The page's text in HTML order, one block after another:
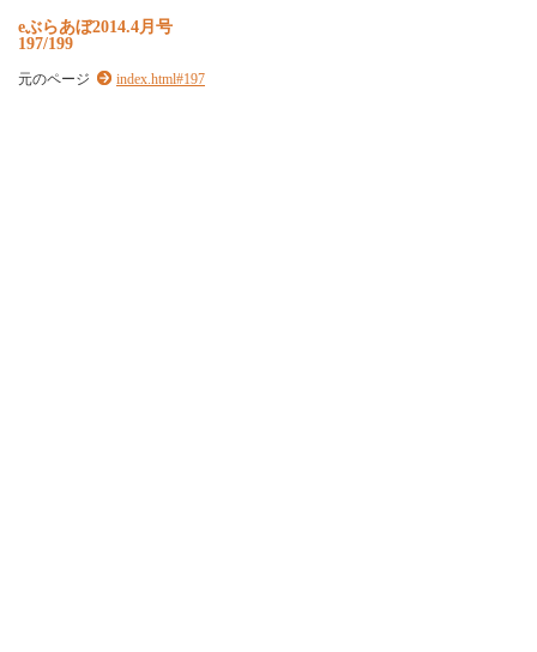
eぶらあぼ2014.4月 号
197/199
元のページ index.html#197